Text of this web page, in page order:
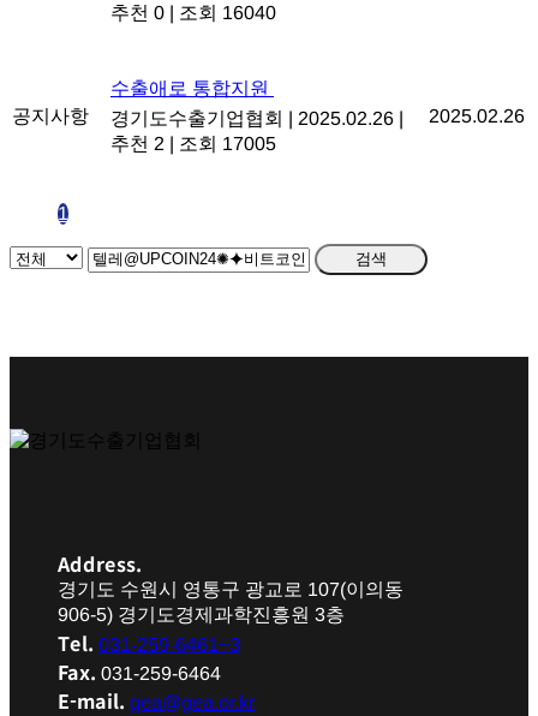
추천 0 | 조회 16040
공지사항
수출애로 통합지원
경기도수출기업협회 | 2025.02.26 |
추천 2 | 조회 17005
2025.02.26
1
검색
Address.
경기도 수원시 영통구 광교로 107(이의동
906-5) 경기도경제과학진흥원 3층
Tel. 031-259-6461~3
Fax. 031-259-6464
E-mail. gea@gea.or.kr